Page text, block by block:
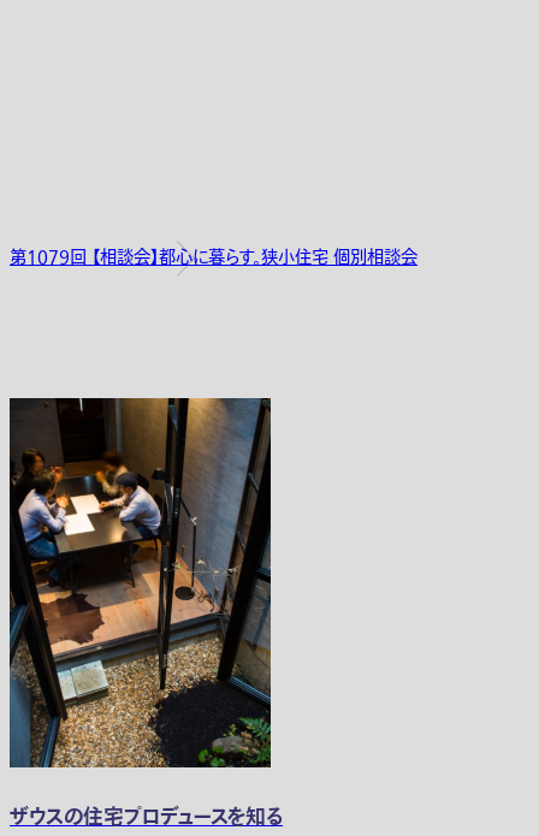
第1079回 【相談会】都心に暮らす。狭小住宅 個別相談会
ザウスの住宅プロデュースを知る